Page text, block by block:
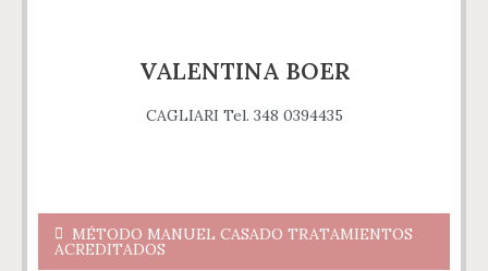
VALENTINA BOER
CAGLIARI Tel. 348 0394435
MÉTODO MANUEL CASADO TRATAMIENTOS
ACREDITADOS